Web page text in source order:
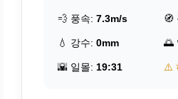
💨 풍속: 7.3m/s 🧭
💧 강수: 0mm 🌅
🌇 일몰: 19:31 ⚠️